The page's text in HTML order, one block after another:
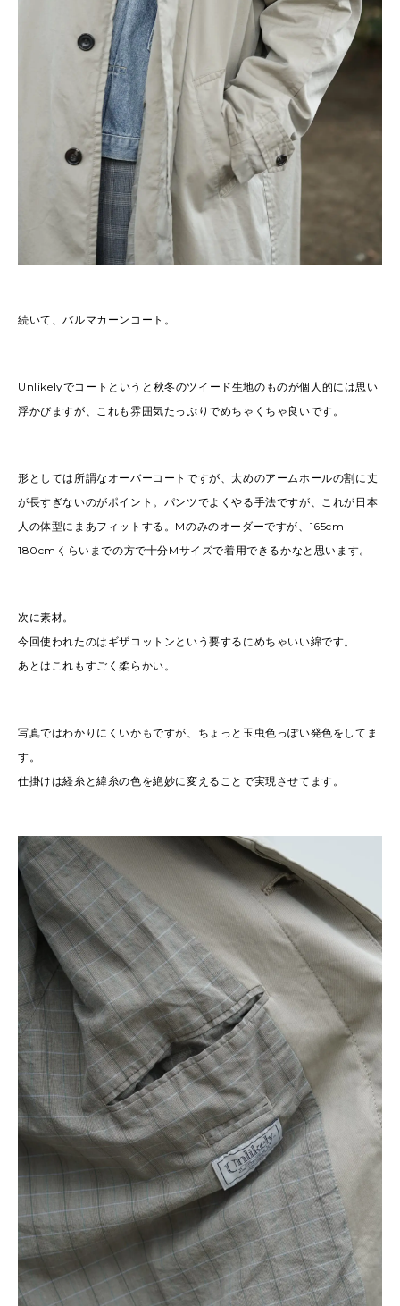
続いて、バルマカーンコート。
Unlikelyでコートというと秋冬のツイード生地のものが個人的には思い
浮かびますが、これも雰囲気たっぷりでめちゃくちゃ良いです。
形としては所謂なオーバーコートですが、太めのアームホールの割に丈
が長すぎないのがポイント。パンツでよくやる手法ですが、これが日本
人の体型にまあフィットする。Mのみのオーダーですが、165cm-
180cmくらいまでの方で十分Mサイズで着用できるかなと思います。
次に素材。
今回使われたのはギザコットンという要するにめちゃいい綿です。
あとはこれもすごく柔らかい。
写真ではわかりにくいかもですが、ちょっと玉虫色っぽい発色をしてま
す。
仕掛けは経糸と緯糸の色を絶妙に変えることで実現させてます。